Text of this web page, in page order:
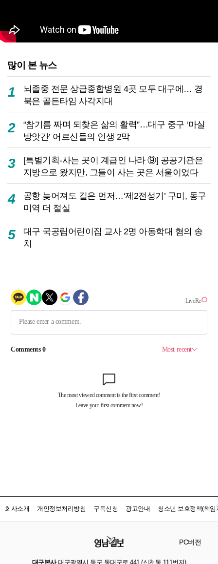
많이 본 뉴스
1
뇌졸중 전문 상급종합병원 4곳 모두 대구에… 경
북은 골든타임 사각지대
2
“참기름 짜며 되찾은 삶의 활력”…대구 중구 ‘마실
방앗간’ 어르신들의 인생 2막
3
[특별기획-사는 곳이 계급인 나라 ⑨] 공공기관은
지방으로 왔지만, 그들이 사는 곳은 서울이었다
4
공항 늦어져도 길은 먼저…‘제2전성기’ 구미, 동구
미역 더 절실
5
대구 국공립어린이집 교사 2명 아동학대 혐의 송
치
회사소개 개인정보처리방침 구독신청 광고안내 청소년 보호정책(책임
PC버전
대구본사대구광역시 동구 동대구로 441 (신천동 111번지)